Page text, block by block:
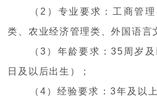
（2）专业要求：工商管
类、农业经济管理类、外国语言
（3）年龄要求：35周岁
日及以后出生）；
（4）经验要求：3年及以